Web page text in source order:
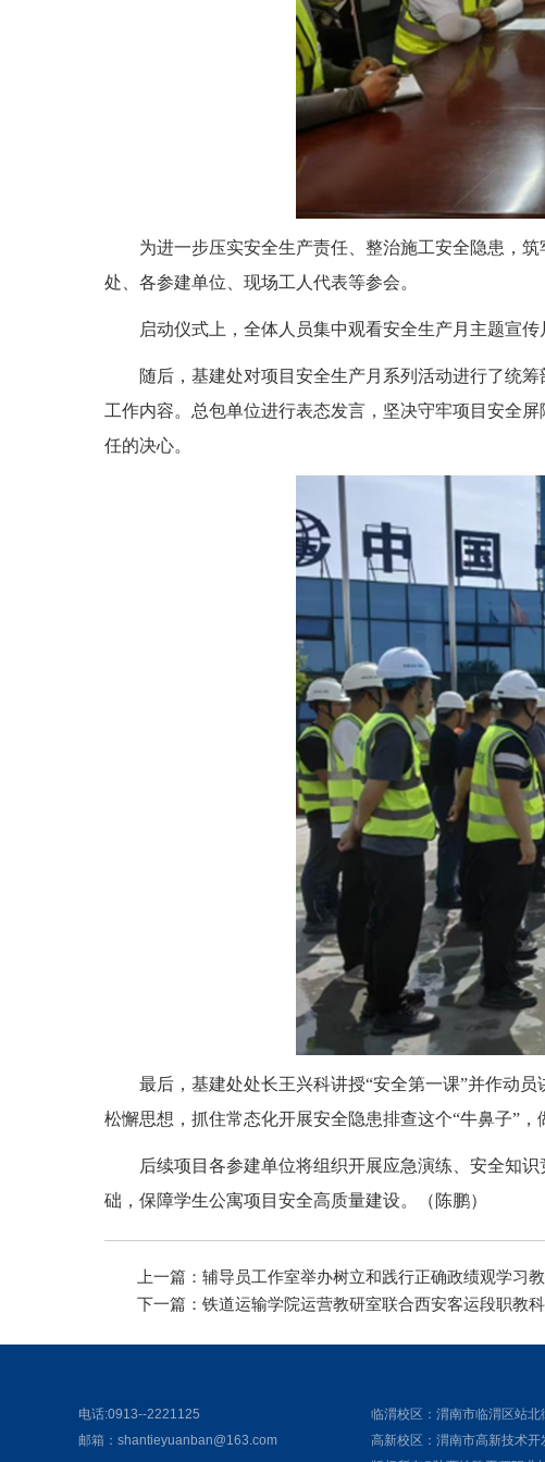
为进一步压实安全生产责任、整治施工安全隐患，
处、各参建单位、现场工人代表等参会。
启动仪式上，全体人员集中观看安全生产月主题宣
随后，基建处对项目安全生产月系列活动进行了统
工作内容。总包单位进行表态发言，坚决守牢项目安全
任的决心。
最后，基建处处长王兴科讲授“安全第一课”并作动
松懈思想，抓住常态化开展安全隐患排查这个“牛鼻子”
后续项目各参建单位将组织开展应急演练、安全知
础，保障学生公寓项目安全高质量建设。（陈鹏）
上一篇： 辅导员工作室举办树立和践行正确政绩观学习
下一篇： 铁道运输学院运营教研室联合西安客运段职教
电话:0913--2221125
邮箱：shantieyuanban@163.com
临渭校区：渭南市临渭区站北
高新校区：渭南市高新技术